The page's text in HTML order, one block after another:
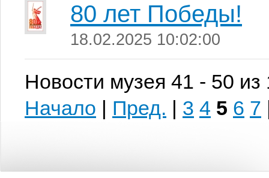
80 лет Победы!
18.02.2025 10:02:00
Новости музея 41 - 50 из
Начало | Пред. | 3 4 5 6 7